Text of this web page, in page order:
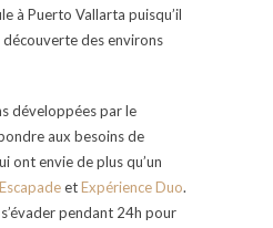
à Puerto Vallarta puisqu’il
des environs
développées par le
aux besoins de
ont envie de plus qu’un
etExpérience Duo.
pendant 24h pour